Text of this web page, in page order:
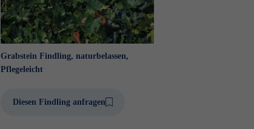
Grabstein Findling, naturbelassen,
Pflegeleicht
Diesen Findling anfragen